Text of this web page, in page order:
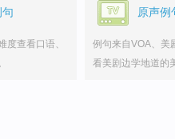
度查看口语、
原声例
例句来自VOA、美
看美剧边学地道的